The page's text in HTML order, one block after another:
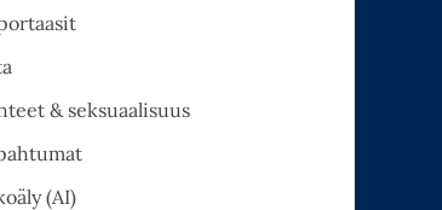
& seksuaalisuus
(AI)